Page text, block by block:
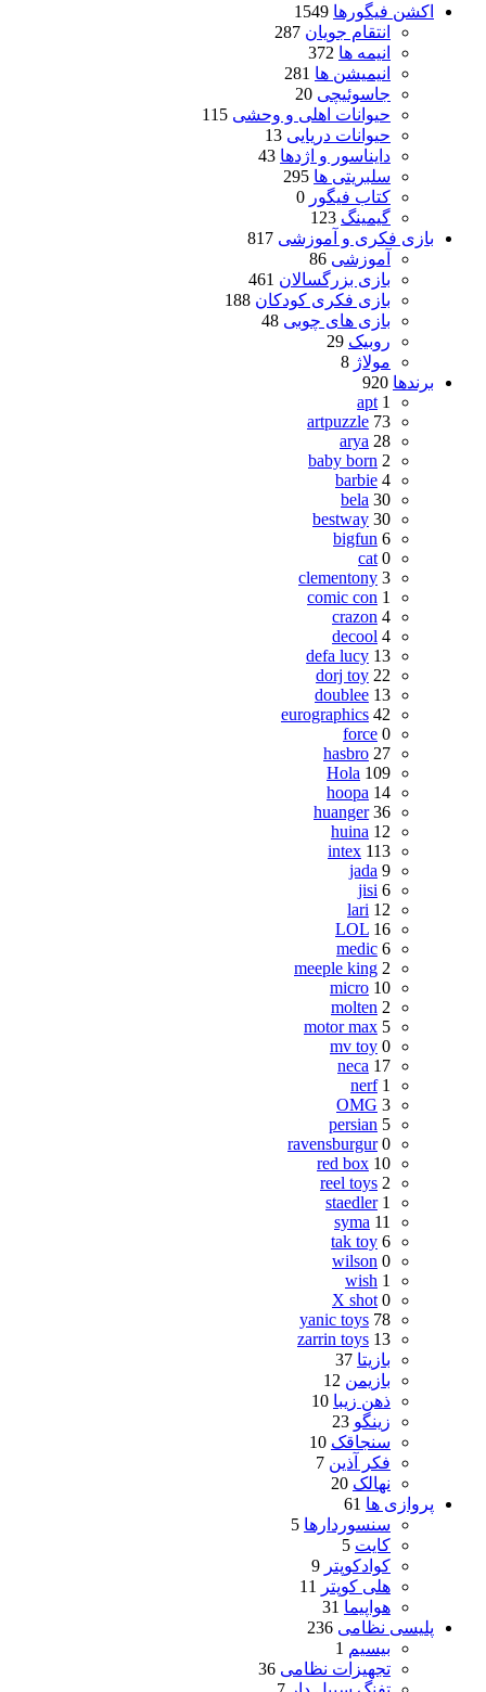
اکشن فیگورها 1549
انتقام جویان 287
انیمه ها 372
انیمیشن ها 281
جاسوئیچی 20
حیوانات اهلی و وحشی 115
حیوانات دریایی 13
دایناسور و اژدها 43
سلبریتی ها 295
کتاب فیگور 0
گیمینگ 123
بازی فکری و آموزشی 817
آموزشی 86
بازی بزرگسالان 461
بازی فکری کودکان 188
بازی های چوبی 48
روبیک 29
مولاژ 8
برندها 920
apt 1
artpuzzle 73
arya 28
baby born 2
barbie 4
bela 30
bestway 30
bigfun 6
cat 0
clementony 3
comic con 1
crazon 4
decool 4
defa lucy 13
dorj toy 22
doublee 13
eurographics 42
force 0
hasbro 27
Hola 109
hoopa 14
huanger 36
huina 12
intex 113
jada 9
jisi 6
lari 12
LOL 16
medic 6
meeple king 2
micro 10
molten 2
motor max 5
mv toy 0
neca 17
nerf 1
OMG 3
persian 5
ravensburgur 0
red box 10
reel toys 2
staedler 1
syma 11
tak toy 6
wilson 0
wish 1
X shot 0
yanic toys 78
zarrin toys 13
بازیتا 37
بازیمن 12
ذهن زیبا 10
زینگو 23
سنجاقک 10
فکر آذین 7
نهالک 20
پروازی ها 61
سنسوردارها 5
کایت 5
کوادکوپتر 9
هلی کوپتر
11
هواپیما 31
پلیسی نظامی 236
بیسیم 1
تجهیزات نظامی 36